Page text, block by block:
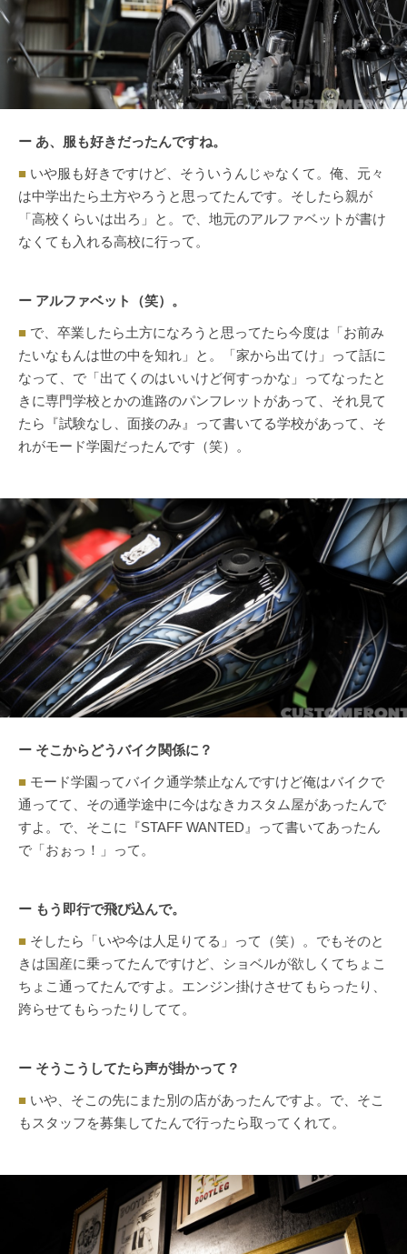
ー あ、服も好きだったんですね。
■ いや服も好きですけど、そういうんじゃなくて。俺、元々
は中学出たら土方やろうと思ってたんです。そしたら親が
「高校くらいは出ろ」と。で、地元のアルファベットが書け
なくても入れる高校に行って。
ー アルファベット（笑）。
■ で、卒業したら土方になろうと思ってたら今度は「お前み
たいなもんは世の中を知れ」と。「家から出てけ」って話に
なって、で「出てくのはいいけど何すっかな」ってなったと
きに専門学校とかの進路のパンフレットがあって、それ見て
たら『試験なし、面接のみ』って書いてる学校があって、そ
れがモード学園だったんです（笑）。
ー そこからどうバイク関係に？
■ モード学園ってバイク通学禁止なんですけど俺はバイクで
通ってて、その通学途中に今はなきカスタム屋があったんで
すよ。で、そこに『STAFF WANTED』って書いてあったん
で「おぉっ！」って。
ー もう即行で飛び込んで。
■ そしたら「いや今は人足りてる」って（笑）。でもそのと
きは国産に乗ってたんですけど、ショベルが欲しくてちょこ
ちょこ通ってたんですよ。エンジン掛けさせてもらったり、
跨らせてもらったりしてて。
ー そうこうしてたら声が掛かって？
■ いや、そこの先にまた別の店があったんですよ。で、そこ
もスタッフを募集してたんで行ったら取ってくれて。